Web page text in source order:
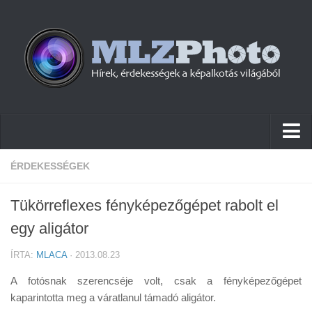
Hírek
Cikkek
Szoftver
Tudástár
ÉRDEKESSÉGEK
Tükörreflexes fényképezőgépet rabolt el
egy aligátor
ÍRTA: MLACA· 2013.08.23
A fotósnak szerencséje volt, csak a fényképezőgépet
kaparintotta meg a váratlanul támadó aligátor.